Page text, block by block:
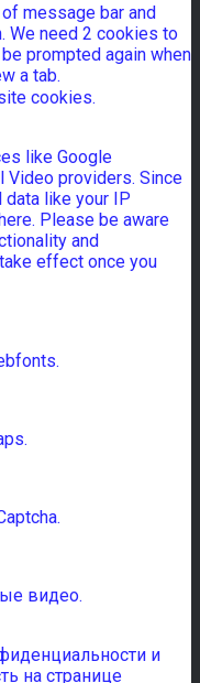
message bar and
We need 2 cookies to
prompted again when
a tab.
cookies.
like Google
Video providers. Since
like your IP
Please be aware
and
effect once you
видео.
и
на странице